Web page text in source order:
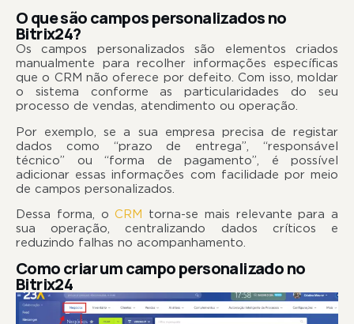
O que são campos personalizados no
Bitrix24?
Os campos personalizados são elementos criados
manualmente para recolher informações específicas
que o CRM não oferece por defeito. Com isso, moldar
o sistema conforme as particularidades do seu
processo de vendas, atendimento ou operação.
Por exemplo, se a sua empresa precisa de registar
dados como “prazo de entrega”, “responsável
técnico” ou “forma de pagamento”, é possível
adicionar essas informações com facilidade por meio
de campos personalizados.
Dessa forma, oCRM torna-se mais relevante para a
sua operação, centralizando dados críticos e
reduzindo falhas no acompanhamento.
Como criar um campo personalizado no
Bitrix24